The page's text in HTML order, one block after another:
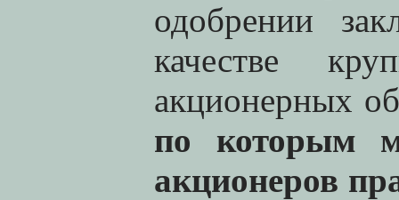
одобрении
качестве
акционерных
по которым
акционеров